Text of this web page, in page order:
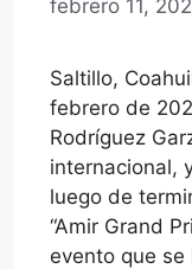
febrero 11,
Saltillo,
febrero de
Rodríguez
internacional,
luego de
“Amir Grand
evento que se